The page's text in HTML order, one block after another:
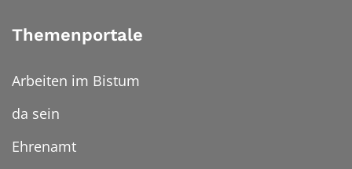
Themenportale
Arbeiten im Bistum
da sein
Ehrenamt